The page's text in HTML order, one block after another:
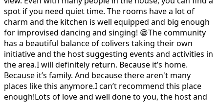
spot if you need quiet time. The rooms have a lot of
charm and the kitchen is well equipped and big enough
for improvised dancing and singing! 😁The community
has a beautiful balance of colivers taking their own
initiative and the host suggesting events and activities in
the area.I will definitely return. Because it’s home.
Because it’s family. And because there aren't many
places like this anymore.I can’t recommend this place
enough!Lots of love and well done to you, the host and